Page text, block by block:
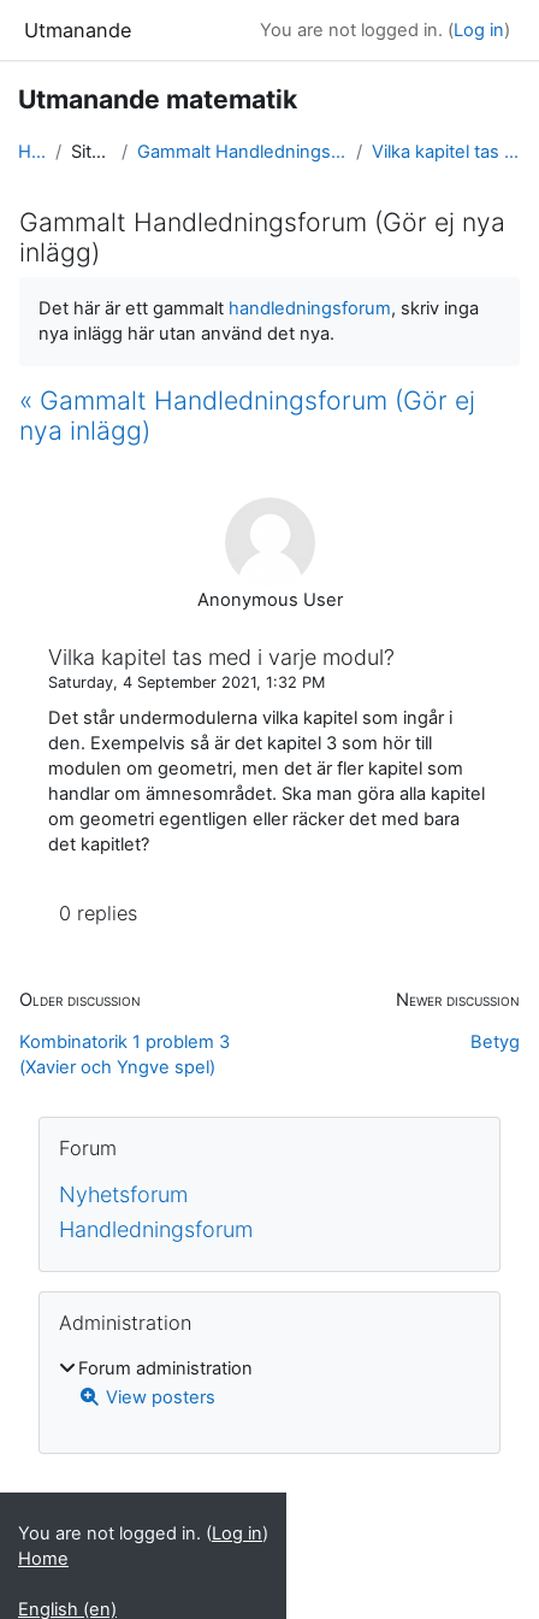
Utmanande You are not logged in. (Log in)
Utmanande matematik
Home Site pages Gammalt Handledningsforum (Gör ej nya inlägg) Vilka kapitel tas med i varje modul?
Gammalt Handledningsforum (Gör ej nya
inlägg)
Det här är ett gammalt handledningsforum, skriv inga
nya inlägg här utan använd det nya.
« Gammalt Handledningsforum (Gör ej
nya inlägg)
Anonymous User
Vilka kapitel tas med i varje modul?
Saturday, 4 September 2021, 1:32 PM
Det står undermodulerna vilka kapitel som ingår i
den. Exempelvis så är det kapitel 3 som hör till
modulen om geometri, men det är fler kapitel som
handlar om ämnesområdet. Ska man göra alla kapitel
om geometri egentligen eller räcker det med bara
det kapitlet?
0 replies
Older discussion
Kombinatorik 1 problem 3
(Xavier och Yngve spel)
Newer discussion
Betyg
Blocks
Forum
Nyhetsforum
Handledningsforum
Administration
Forum administration
View posters
Supplementary blocks
You are not logged in. (Log in)
Home
English ‎(en)‎